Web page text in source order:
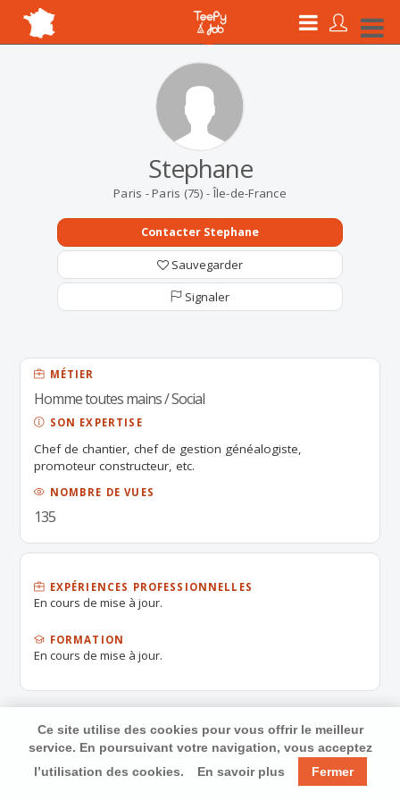
Stephane
Paris - Paris (75) - Île-de-France
Contacter Stephane
Sauvegarder
Signaler
MÉTIER
Homme toutes mains / Social
SON EXPERTISE
Chef de chantier, chef de gestion généalogiste,
promoteur constructeur, etc.
NOMBRE DE VUES
135
EXPÉRIENCES PROFESSIONNELLES
En cours de mise à jour.
FORMATION
En cours de mise à jour.
Ce site utilise des cookies pour vous offrir le meilleur
service. En poursuivant votre navigation, vous acceptez
l’utilisation des cookies.
En savoir plus Fermer